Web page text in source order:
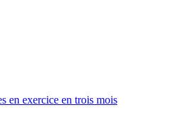
en exercice en trois mois